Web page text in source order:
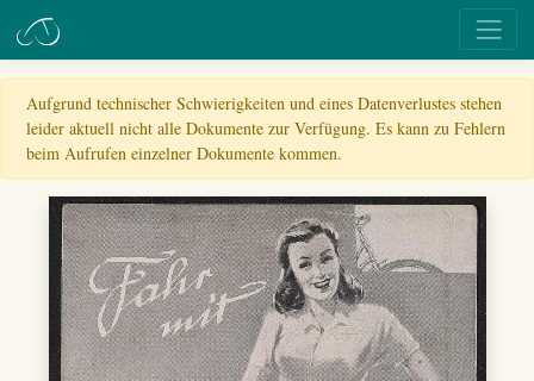
Aufgrund technischer Schwierigkeiten und eines Datenverlustes stehen
leider aktuell nicht alle Dokumente zur Verfügung. Es kann zu Fehlern
beim Aufrufen einzelner Dokumente kommen.